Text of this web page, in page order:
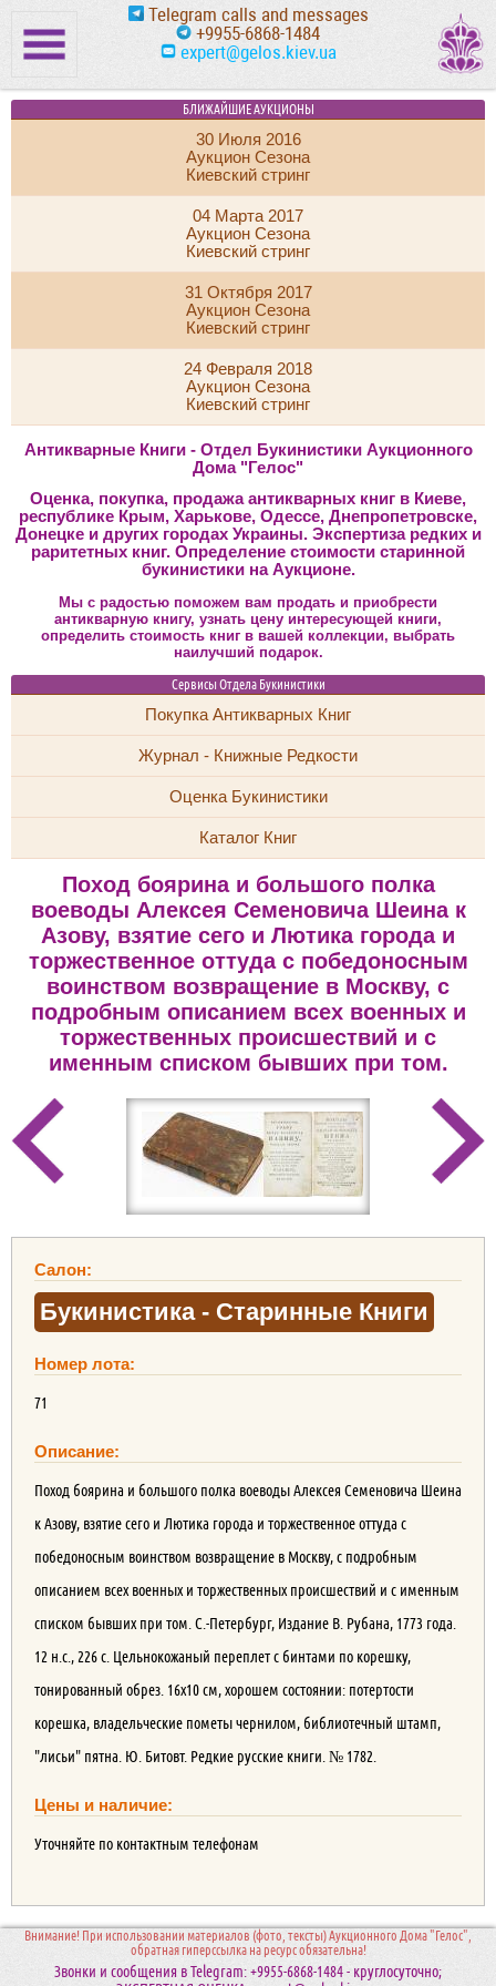
Telegram calls and messages
+9955-6868-1484
expert@gelos.kiev.ua
БЛИЖАЙШИЕ АУКЦИОНЫ
30 Июля 2016
Аукцион Сезона
Киевский стринг
04 Марта 2017
Аукцион Сезона
Киевский стринг
31 Октября 2017
Аукцион Сезона
Киевский стринг
24 Февраля 2018
Аукцион Сезона
Киевский стринг
Антикварные Книги - Отдел Букинистики Аукционного
Дома "Гелос"
Оценка, покупка, продажа антикварных книг в Киеве,
республике Крым, Харькове, Одессе, Днепропетровске,
Донецке и других городах Украины. Экспертиза редких и
раритетных книг. Определение стоимости старинной
букинистики на Аукционе.
Мы с радостью поможем вам продать и приобрести
антикварную книгу, узнать цену интересующей книги,
определить стоимость книг в вашей коллекции, выбрать
наилучший подарок.
Сервисы Отдела Букинистики
Покупка Антикварных Книг
Журнал - Книжные Редкости
Оценка Букинистики
Каталог Книг
Поход боярина и большого полка
воеводы Алексея Семеновича Шеина к
Азову, взятие сего и Лютика города и
торжественное оттуда с победоносным
воинством возвращение в Москву, с
подробным описанием всех военных и
торжественных происшествий и с
именным списком бывших при том.
Салон:
Букинистика - Старинные Книги
Номер лота:
71
Описание:
Поход боярина и большого полка воеводы Алексея Семеновича Шеина
к Азову, взятие сего и Лютика города и торжественное оттуда с
победоносным воинством возвращение в Москву, с подробным
описанием всех военных и торжественных происшествий и с именным
списком бывших при том. С.-Петербург, Издание В. Рубана, 1773 года.
12 н.с., 226 с. Цельнокожаный переплет с бинтами по корешку,
тонированный обрез. 16х10 см, хорошем состоянии: потертости
корешка, владельческие пометы чернилом, библиотечный штамп,
"лисьи" пятна. Ю. Битовт. Редкие русские книги. № 1782.
Цены и наличие:
Уточняйте по контактным телефонам
Внимание! При использовании материалов (фото, тексты) Аукционного Дома "Гелос",
обратная гиперссылка на ресурс обязательна!
Звонки и сообщения в Telegram: +9955-6868-1484 - круглосуточно;